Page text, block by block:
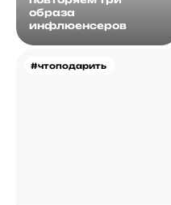
образа
инфлюенсеров
#чтоподарить